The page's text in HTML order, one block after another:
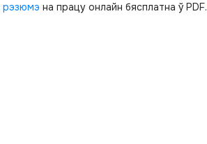
рэзюмэ на працу онлайн бясплатна ў PDF.